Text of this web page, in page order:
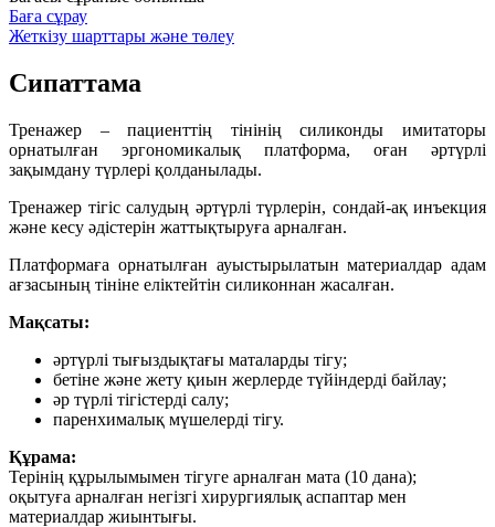
Баға сұрау
Жеткізу шарттары және төлеу
Сипаттама
Тренажер – пациенттің тінінің силиконды имитаторы
орнатылған эргономикалық платформа, оған әртүрлі
зақымдану түрлері қолданылады.
Тренажер тігіс салудың әртүрлі түрлерін, сондай-ақ инъекция
және кесу әдістерін жаттықтыруға арналған.
Платформаға орнатылған ауыстырылатын материалдар адам
ағзасының тініне еліктейтін силиконнан жасалған.
Мақсаты:
әртүрлі тығыздықтағы маталарды тігу;
бетіне және жету қиын жерлерде түйіндерді байлау;
әр түрлі тігістерді салу;
паренхималық мүшелерді тігу.
Құрама:
Терінің құрылымымен тігуге арналған мата (10 дана);
оқытуға арналған негізгі хирургиялық аспаптар мен
материалдар жиынтығы.